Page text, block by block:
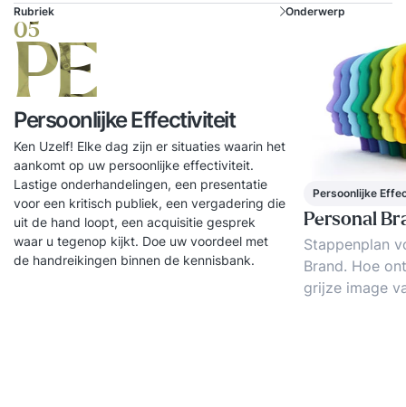
Rubriek
05
PE
Persoonlijke Effectiviteit
Ken Uzelf! Elke dag zijn er situaties waarin het
aankomt op uw persoonlijke effectiviteit.
Lastige onderhandelingen, een presentatie
voor een kritisch publiek, een vergadering die
uit de hand loopt, een acquisitie gesprek
waar u tegenop kijkt. Doe uw voordeel met
de handreikingen binnen de kennisbank.
Onderwerp
Persoonlijke
Personal
Stappenplan
Brand. Hoe
grijze image